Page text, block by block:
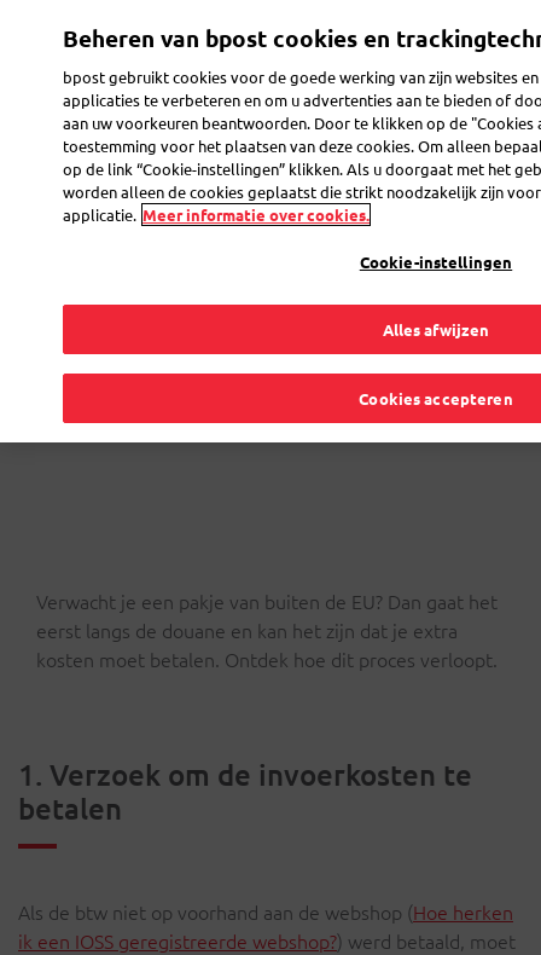
Toggle navigation
Pakje langs de
Zo verloopt het invoerproces en de
berekening van invoerkosten
Verwacht je een pakje van buiten de EU? Dan gaat het
eerst langs de douane en kan het zijn dat je extra
kosten moet betalen. Ontdek hoe dit proces verloopt.
1. Verzoek om de invoerkosten te
betalen
Als de btw niet op voorhand aan de webshop (Hoe herken
ik een IOSS geregistreerde webshop?) werd betaald, moet
Beheren van bpost cookies en
bpost gebruikt cookies voor de goede werking van zijn websites
applicaties te verbeteren en om u advertenties aan te bieden of
aan uw voorkeuren beantwoorden. Door te klikken op de "Cookies
toestemming voor het plaatsen van deze cookies. Om alleen
op de link “Cookie-instellingen” klikken. Als u doorgaat met het
worden alleen de cookies geplaatst die strikt noodzakelijk zijn
applicatie. Meer informatie over cookies.
Cookie-instellingen
Alles afwijzen
Cookies accepteren